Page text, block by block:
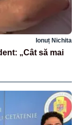
Ionuț Nichita
„Cât să mai